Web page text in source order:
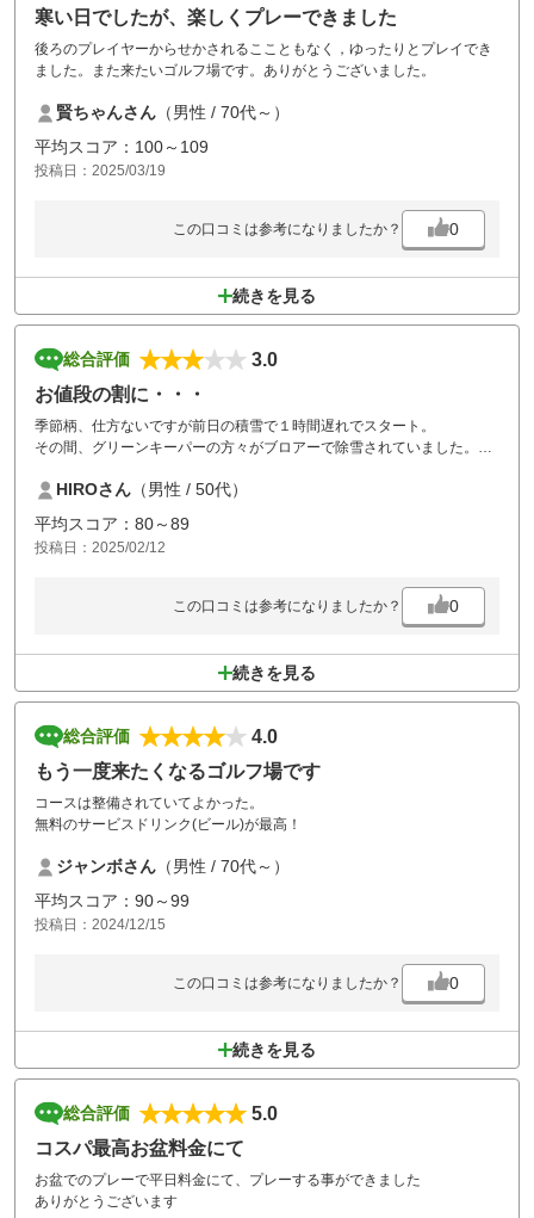
寒い日でしたが、楽しくプレーできました
後ろのプレイヤーからせかされるここともなく，ゆったりとプレイでき
ました。また来たいゴルフ場です。ありがとうございました。
賢ちゃんさん （男性 / 70代～）
平均スコア：100～109
投稿日：2025/03/19
この口コミは参考になりましたか？ 0
続きを見る
総合評価
3.0
お値段の割に・・・
季節柄、仕方ないですが前日の積雪で１時間遅れでスタート。
その間、グリーンキーパーの方々がブロアーで除雪されていました。
念願の花吉野だったので、施設のすべてを満喫したかったですが、お風
呂は諦めました。
ただ、食事は系列の桔梗が丘や伊賀コースより劣るクオリティーにはガ
ッカリでした。
HIROさん （男性 / 50代）
平均スコア：80～89
投稿日：2025/02/12
この口コミは参考になりましたか？ 0
続きを見る
総合評価
4.0
もう一度来たくなるゴルフ場です
コースは整備されていてよかった。
無料のサービスドリンク(ビール)が最高！
ジャンボさん （男性 / 70代～）
平均スコア：90～99
投稿日：2024/12/15
この口コミは参考になりましたか？ 0
続きを見る
総合評価
5.0
コスパ最高お盆料金にて
お盆でのプレーで平日料金にて、プレーする事ができました
ありがとうございます